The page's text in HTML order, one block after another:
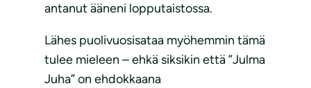
antanut ääneni lopputaistossa.
Lähes puolivuosisataa myöhemmin tämä
tulee mieleen – ehkä siksikin että ”Julma
Juha” on ehdokkaana